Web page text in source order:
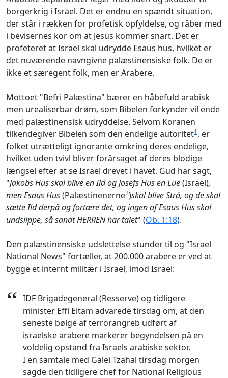
borgerkrig i Israel. Det er endnu en spændt situation,
der står i rækken for profetisk opfyldelse, og råber med
i bevisernes kor om at Jesus kommer snart. Det er
profeteret at Israel skal udrydde Esaus hus, hvilket er
det nuværende navngivne palæstinensiske folk. De er
ikke et særegent folk, men er Arabere.
Mottoet "Befri Palæstina" bærer en håbefuld arabisk
men urealiserbar drøm, som Bibelen forkynder vil ende
med palæstinensisk udryddelse. Selvom Koranen
tilkendegiver Bibelen som den endelige autoritet1, er
folket utrætteligt ignorante omkring deres endelige,
hvilket uden tvivl bliver forårsaget af deres blodige
længsel efter at se Israel drevet i havet. Gud har sagt,
"Jakobs Hus skal blive en Ild og Josefs Hus en Lue(Israel),
men Esaus Hus(Palæstinenerne2)skal blive Strå, og de skal
sætte Ild derpå og fortære det, og ingen af Esaus Hus skal
undslippe, så sandt HERREN har talet" (Ob. 1:18).
Den palæstinensiske udslettelse stunder til og "Israel
National News" fortæller, at 200.000 arabere er ved at
bygge et internt militær i Israel, imod Israel:
“ IDF Brigadegeneral (Resserve) og tidligere
minister Effi Eitam advarede tirsdag om, at den
seneste bølge af terrorangreb udført af
israelske arabere markerer begyndelsen på en
voldelig opstand fra Israels arabiske sektor.
I en samtale med Galei Tzahal tirsdag morgen
sagde den tidligere chef for National Religious